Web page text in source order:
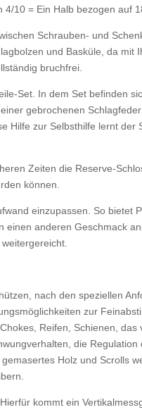
10 = Ein Halb bezogen auf
Schrauben- und
und Basküle, da mit
bruchfrei.
Set. In dem Set befinden
gebrochenen
Hilfe zur Selbsthilfe lernt
Zeiten die Reserve-
können.
einzupassen. So bietet
anderen Geschmack
nach den speziellen
zur
Reifen, Schienen,
die
Holz und Scrolls
kommt ein